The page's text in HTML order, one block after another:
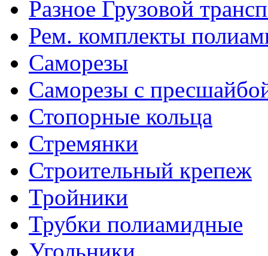
Разное Грузовой
Рем. комплекты
Саморезы
Саморезы с
Стопорные кольца
Стремянки
Строительный крепеж
Тройники
Трубки полиамидные
Угольники